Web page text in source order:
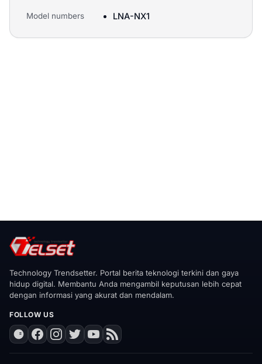
Model numbers LNA-NX1
Technology Trendsetter. Portal berita teknologi terkini dan gaya
hidup digital. Membantu Anda mengambil keputusan lebih cepat
dengan informasi yang akurat dan mendalam.
FOLLOW US